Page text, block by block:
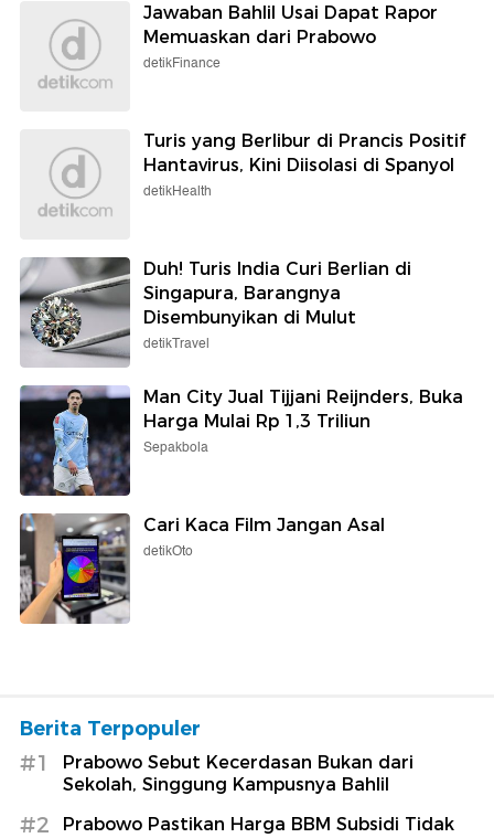
Jawaban Bahlil Usai Dapat Rapor
Memuaskan dari Prabowo
detikFinance
Turis yang Berlibur di Prancis Positif
Hantavirus, Kini Diisolasi di Spanyol
detikHealth
Duh! Turis India Curi Berlian di
Singapura, Barangnya
Disembunyikan di Mulut
detikTravel
Man City Jual Tijjani Reijnders, Buka
Harga Mulai Rp 1,3 Triliun
Sepakbola
Cari Kaca Film Jangan Asal
detikOto
Berita Terpopuler
#1
Prabowo Sebut Kecerdasan Bukan dari
Sekolah, Singgung Kampusnya Bahlil
#2
Prabowo Pastikan Harga BBM Subsidi Tidak